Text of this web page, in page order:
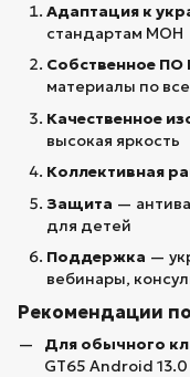
Адаптация к
стандартам МОН
Собственное ПО
материалы по
Качественное
высокая яркость
Коллективная
Защита —
для детей
Поддержка —
вебинары,
Рекомендации
Для обычного
GT65 Android 13.0